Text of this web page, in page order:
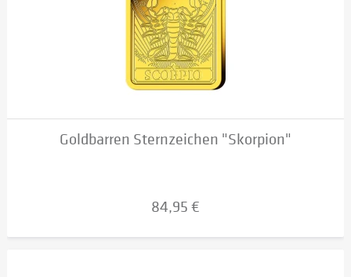
Goldbarren Sternzeichen "Skorpion"
84,95 €